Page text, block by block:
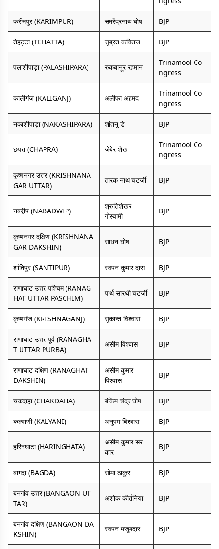
करीमपुर (KARIMPUR) समरेंद्रनाथ घोष BJP
तेहट्टा (TEHATTA) सुब्रत कविराज BJP
पलाशीपाड़ा (PALASHIPARA) रुकबानूर रहमान
Trinamool Co
ngress
कालीगंज (KALIGANJ) अलीफा अहमद
Trinamool Co
ngress
नकाशीपाड़ा (NAKASHIPARA) शांतनु डे BJP
छपरा (CHAPRA) जेबेर शेख
Trinamool Co
ngress
कृष्णनगर उत्तर (KRISHNANA
GAR UTTAR)
तारक नाथ चटर्जी BJP
नबद्वीप (NABADWIP)
श्रुतिशेखर
गोस्वामी
BJP
कृष्णनगर दक्षिण (KRISHNANA
GAR DAKSHIN)
साधन घोष BJP
शांतिपुर (SANTIPUR) स्वपन कुमार दास BJP
राणाघाट उत्तर पश्चिम (RANAG
HAT UTTAR PASCHIM)
पार्थ सारथी चटर्जी BJP
कृष्णगंज (KRISHNAGANJ) सुकान्त विश्वास BJP
राणाघाट उत्तर पूर्व (RANAGHA
T UTTAR PURBA)
असीम विश्वास BJP
राणाघाट दक्षिण (RANAGHAT
DAKSHIN)
असीम कुमार
विश्वास
BJP
चकदाहा (CHAKDAHA) बंकिम चंद्र घोष BJP
कल्याणी (KALYANI) अनुपम विश्वास BJP
हरिनघाटा (HARINGHATA)
असीम कुमार सर
कार
BJP
बागदा (BAGDA) सोमा ठाकुर BJP
बनगांव उत्तर (BANGAON UT
TAR)
अशोक कीर्तनिया BJP
बनगांव दक्षिण (BANGAON DA
KSHIN)
स्वपन मजूमदार BJP